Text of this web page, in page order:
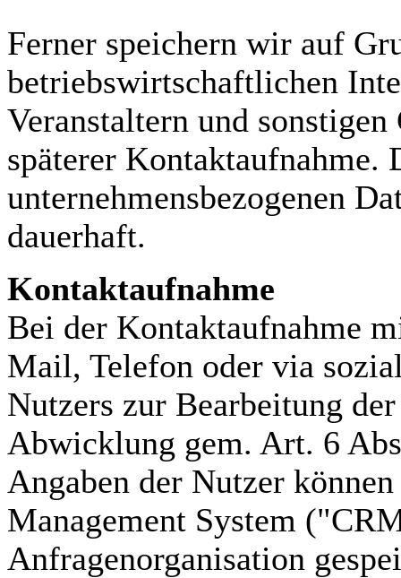
Ferner speichern wir auf
betriebswirtschaftlichen
Veranstaltern und
späterer Kontaktaufnahme.
unternehmensbezogenen
dauerhaft.
Kontaktaufnahme
Bei der Kontaktaufnahme
Mail, Telefon oder via
Nutzers zur Bearbeitung
Abwicklung gem. Art. 6
Angaben der Nutzer
Management System
Anfragenorganisation